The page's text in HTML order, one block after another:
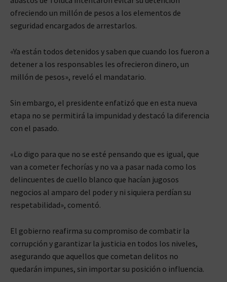
ofreciendo un millón de pesos a los elementos de
seguridad encargados de arrestarlos.
«Ya están todos detenidos y saben que cuando los fueron a
detener a los responsables les ofrecieron dinero, un
millón de pesos», reveló el mandatario.
Sin embargo, el presidente enfatizó que en esta nueva
etapa no se permitirá la impunidad y destacó la diferencia
con el pasado.
«Lo digo para que no se esté pensando que es igual, que
van a cometer fechorías y no va a pasar nada como los
delincuentes de cuello blanco que hacían jugosos
negocios al amparo del poder y ni siquiera perdían su
respetabilidad», comentó.
El gobierno reafirma su compromiso de combatir la
corrupción y garantizar la justicia en todos los niveles,
asegurando que aquellos que cometan delitos no
quedarán impunes, sin importar su posición o influencia.